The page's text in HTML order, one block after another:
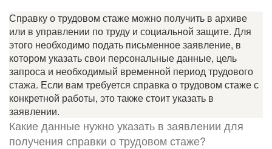
Справку о трудовом стаже можно получить в архиве
или в управлении по труду и социальной защите. Для
этого необходимо подать письменное заявление, в
котором указать свои персональные данные, цель
запроса и необходимый временной период трудового
стажа. Если вам требуется справка о трудовом стаже с
конкретной работы, это также стоит указать в
заявлении.
Какие данные нужно указать в заявлении для
получения справки о трудовом стаже?